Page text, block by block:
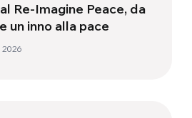
Re-Imagine Peace, da
un inno alla pace